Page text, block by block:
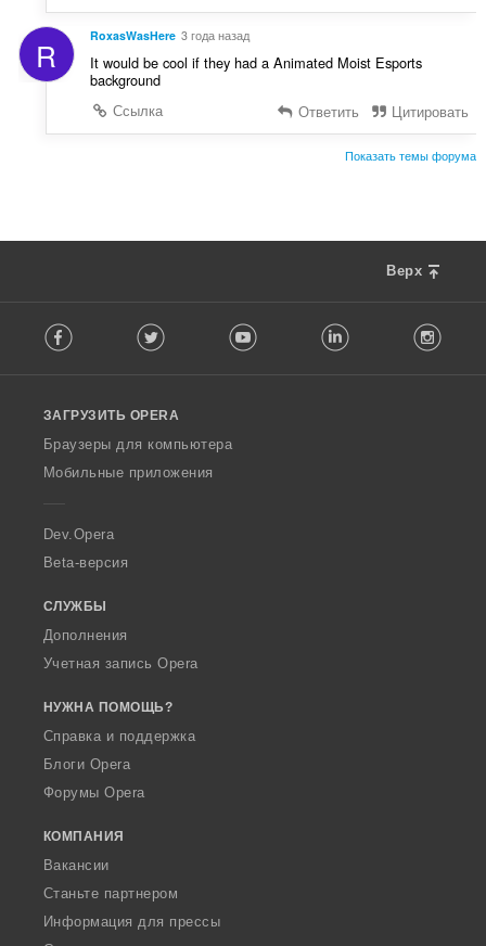
R RoxasWasHere 3 года назад
It would be cool if they had a Animated Moist Esports
background
Ссылка
Ответить Цитировать
Показать темы форума
Верх
o
w
O
p
a
Facebook Twitter Youtube LinkedIn
ЗАГРУЗИТЬ OPERA
Браузеры для компьютера
Мобильные приложения
Dev.Opera
Beta-версия
СЛУЖБЫ
Дополнения
Учетная запись Opera
НУЖНА ПОМОЩЬ?
Справка и поддержка
Блоги Opera
Форумы Opera
КОМПАНИЯ
Вакансии
Станьте партнером
Информация для прессы